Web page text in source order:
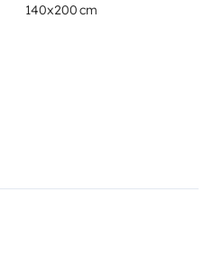
guida di mezzi simili.
140x200 cm